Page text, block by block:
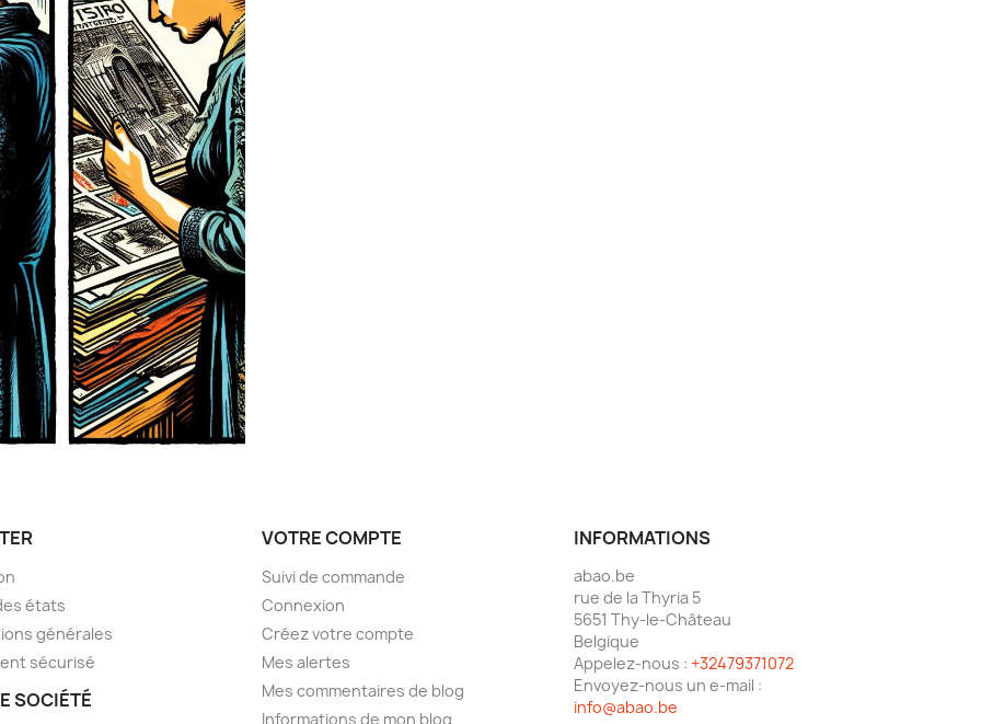
états
générales
sécurisé
SOCIÉTÉ
VOTRE COMPTE
Suivi de commande
Connexion
Créez votre compte
Mes alertes
Mes commentaires de blog
Informations de mon blog
INFORMATIONS
abao.be
rue de la Thyria 5
5651 Thy-le-Château
Belgique
Appelez-nous : +32479371072
Envoyez-nous un e-mail :
info@abao.be